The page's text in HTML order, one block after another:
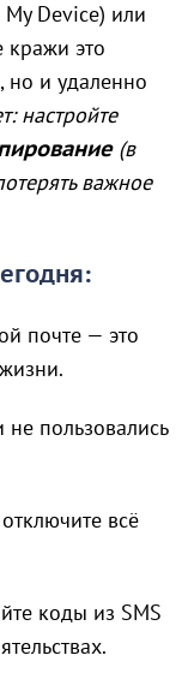
Device) или
кражи это
но и удаленно
настройте
(в
важное
почте — это
пользовались
всё
коды из SMS